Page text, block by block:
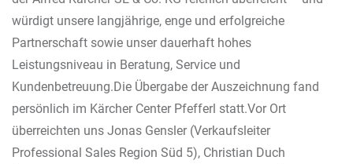
würdigt unsere langjährige, enge und erfolgreiche
Partnerschaft sowie unser dauerhaft hohes
Leistungsniveau in Beratung, Service und
Kundenbetreuung.Die Übergabe der Auszeichnung fand
persönlich im Kärcher Center Pfefferl statt.Vor Ort
überreichten uns Jonas Gensler (Verkaufsleiter
Professional Sales Region Süd 5), Christian Duch